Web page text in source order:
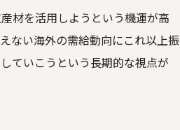
材を活用しようという機運が高
ない海外の需給動向にこれ以上振
ていこうという長期的な視点が